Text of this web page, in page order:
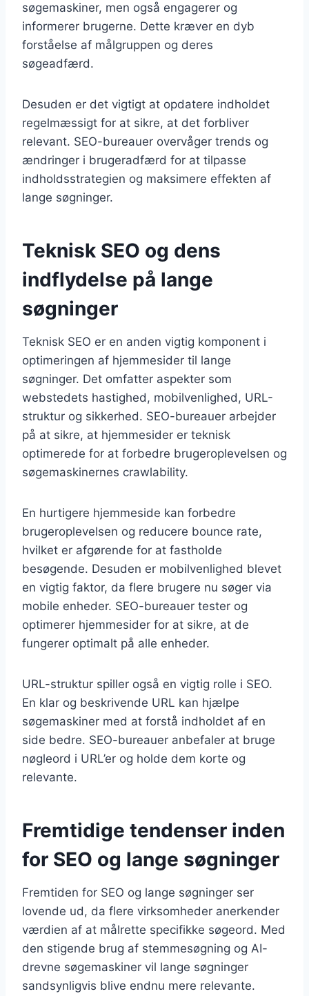
søgemaskiner, men også engagerer og
informerer brugerne. Dette kræver en dyb
forståelse af målgruppen og deres
søgeadfærd.
Desuden er det vigtigt at opdatere indholdet
regelmæssigt for at sikre, at det forbliver
relevant. SEO-bureauer overvåger trends og
ændringer i brugeradfærd for at tilpasse
indholdsstrategien og maksimere effekten af
lange søgninger.
Teknisk SEO og dens
indflydelse på lange
søgninger
Teknisk SEO er en anden vigtig komponent i
optimeringen af hjemmesider til lange
søgninger. Det omfatter aspekter som
webstedets hastighed, mobilvenlighed, URL-
struktur og sikkerhed. SEO-bureauer arbejder
på at sikre, at hjemmesider er teknisk
optimerede for at forbedre brugeroplevelsen og
søgemaskinernes crawlability.
En hurtigere hjemmeside kan forbedre
brugeroplevelsen og reducere bounce rate,
hvilket er afgørende for at fastholde
besøgende. Desuden er mobilvenlighed blevet
en vigtig faktor, da flere brugere nu søger via
mobile enheder. SEO-bureauer tester og
optimerer hjemmesider for at sikre, at de
fungerer optimalt på alle enheder.
URL-struktur spiller også en vigtig rolle i SEO.
En klar og beskrivende URL kan hjælpe
søgemaskiner med at forstå indholdet af en
side bedre. SEO-bureauer anbefaler at bruge
nøgleord i URL’er og holde dem korte og
relevante.
Fremtidige tendenser inden
for SEO og lange søgninger
Fremtiden for SEO og lange søgninger ser
lovende ud, da flere virksomheder anerkender
værdien af at målrette specifikke søgeord. Med
den stigende brug af stemmesøgning og AI-
drevne søgemaskiner vil lange søgninger
sandsynligvis blive endnu mere relevante.